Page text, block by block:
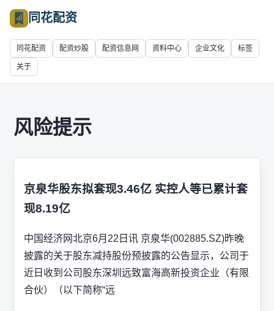
同花配资
同花配资 配资炒股 配资信息网 资料中心 企业文化 标签
关于
风险提示
京泉华股东拟套现3.46亿 实控人等已累计套
现8.19亿
中国经济网北京6月22日讯 京泉华(002885.SZ)昨晚
披露的关于股东减持股份预披露的公告显示，公司于
近日收到公司股东深圳远致富海高新投资企业（有限
合伙）（以下简称“远